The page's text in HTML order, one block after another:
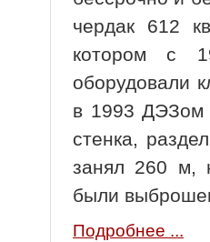
чердак 612
котором с
оборудовали
в 1993 ДЭЗом
стенка,
занял 260 м,
были
Подробнее ...